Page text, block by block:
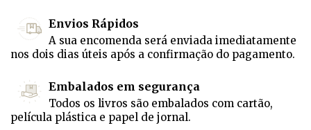
Envios Rápidos
A sua encomenda será enviada imediatamente
nos dois dias úteis após a confirmação do pagamento.
Embalados em segurança
Todos os livros são embalados com cartão,
película plástica e papel de jornal.